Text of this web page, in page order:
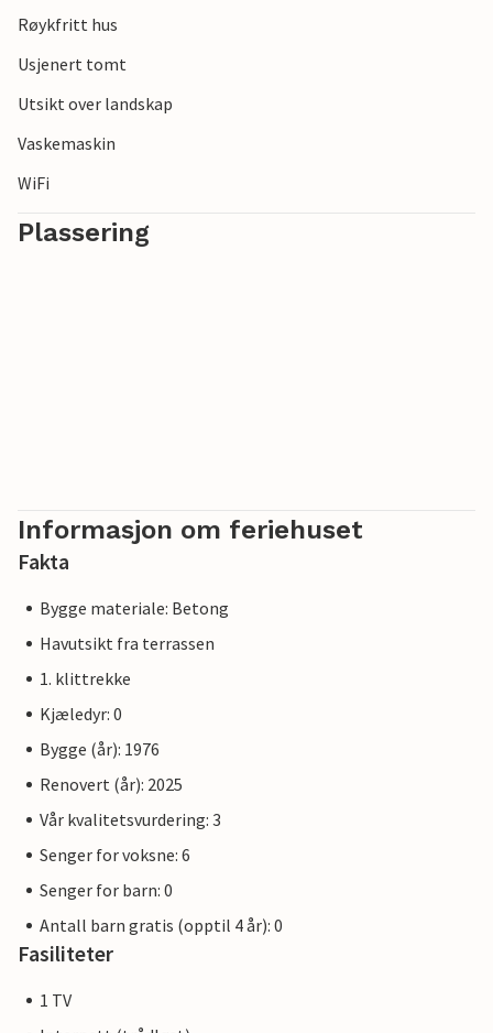
Røykfritt hus
Usjenert tomt
Utsikt over landskap
Vaskemaskin
WiFi
Plassering
Informasjon om feriehuset
Fakta
Bygge materiale: Betong
Havutsikt fra terrassen
1. klittrekke
Kjæledyr: 0
Bygge (år): 1976
Renovert (år): 2025
Vår kvalitetsvurdering: 3
Senger for voksne: 6
Senger for barn: 0
Antall barn gratis (opptil 4 år): 0
Fasiliteter
1 TV